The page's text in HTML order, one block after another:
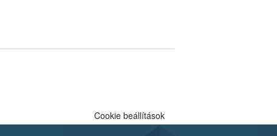
Cookie beállítások